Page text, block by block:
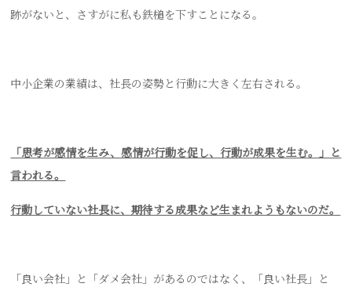
跡がないと、さすがに私も鉄槌を下すことになる。
中小企業の業績は、社長の姿勢と行動に大きく左右される。
「思考が感情を生み、感情が行動を促し、行動が成果を生む。」と
言われる。
行動していない社長に、期待する成果など生まれようもないのだ。
「良い会社」と「ダメ会社」があるのではなく、「良い社長」と